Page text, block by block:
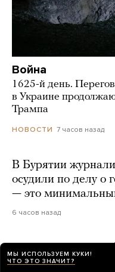
Война
1625-й день.
в Украине
Трампа
НОВОСТИ 7 часов назад
В Бурятии
осудили по делу о
— это
6 часов назад
области во время
МЫ ИСПОЛЬЗУЕМ КУКИ!
ЧТО ЭТО ЗНАЧИТ?